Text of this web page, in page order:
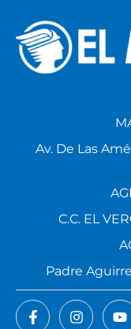
Av. De Las
C.C. EL
Padre